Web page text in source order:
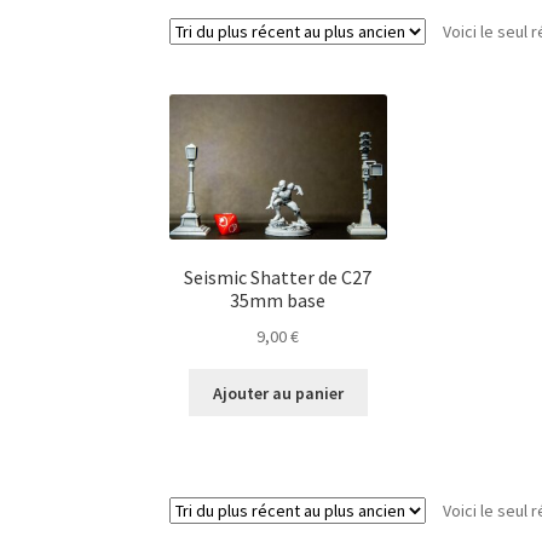
Voici le seul
Seismic Shatter de C27
35mm base
9,00€
Ajouter au panier
Voici le seul